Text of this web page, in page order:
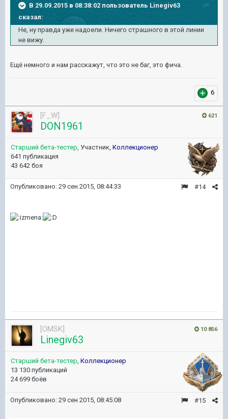
В 29.09.2015 в 08:38:02 пользователь Linegiv63
сказал:
Не, ну правда уже надоели. Ничего страшного в этой линии
не вижу.
Ещё немного и нам расскажут, что это не баг, это фича.
6
621
[F_W]
DON1961
Старший бета-тестер, Участник, Коллекционер
641 публикация
43 642 боя
#14
Опубликовано: 29 сен 2015, 08:44:33
10 856
[OMSK]
Linegiv63
Старший бета-тестер, Коллекционер
13 130 публикаций
24 699 боёв
#15
Опубликовано: 29 сен 2015, 08:45:08